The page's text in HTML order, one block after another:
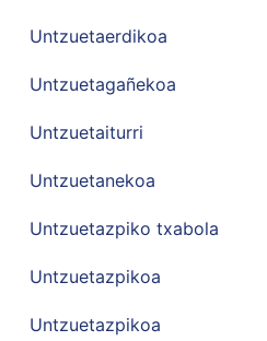
Untzuetaerdikoa
Untzuetagañekoa
Untzuetaiturri
Untzuetanekoa
Untzuetazpiko txabola
Untzuetazpikoa
Untzuetazpikoa